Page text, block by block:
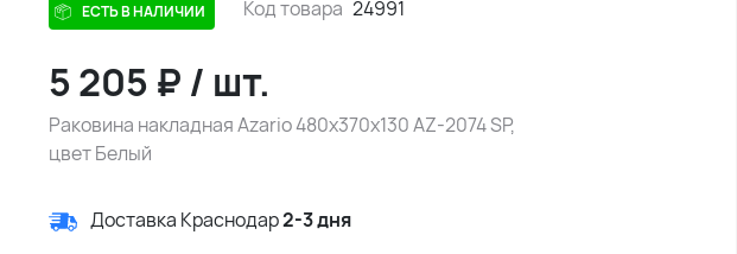
ЕСТЬ В НАЛИЧИИ Код товара 24991
5 205 ₽ / шт.
Раковина накладная Azario 480х370х130 AZ-2074 SP,
цвет Белый
Доставка Краснодар2-3 дня